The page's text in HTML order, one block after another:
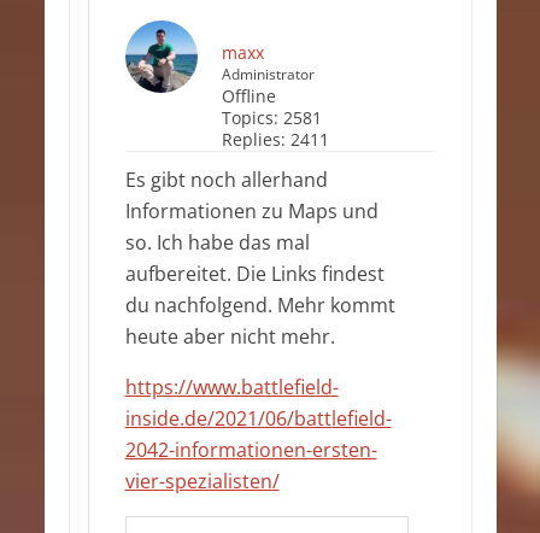
maxx
Administrator
Offline
Topics: 2581
Replies: 2411
Es gibt noch allerhand
Informationen zu Maps und
so. Ich habe das mal
aufbereitet. Die Links findest
du nachfolgend. Mehr kommt
heute aber nicht mehr.
https://www.battlefield-
inside.de/2021/06/battlefield-
2042-informationen-ersten-
vier-spezialisten/